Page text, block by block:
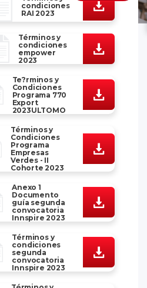
condiciones
RAI 2023
Términos y
condiciones
empower
2023
Te?rminos y
Condiciones
Programa 770
Export
2023ULTOMO
Términos y
Condiciones
Programa
Empresas
Verdes - II
Cohorte 2023
Anexo 1
Documento
guía segunda
convocatoria
Innspire 2023
Términos y
condiciones
segunda
convocatoria
Innspire 2023